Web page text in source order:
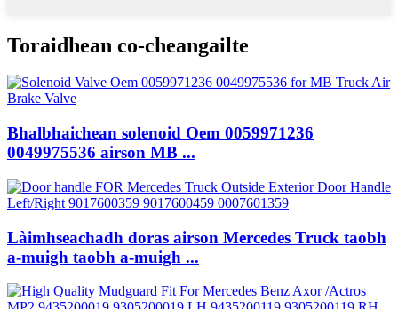
Toraidhean co-cheangailte
Bhalbhaichean solenoid Oem 0059971236
0049975536 airson MB ...
Làimhseachadh doras airson Mercedes Truck taobh
a-muigh taobh a-muigh ...